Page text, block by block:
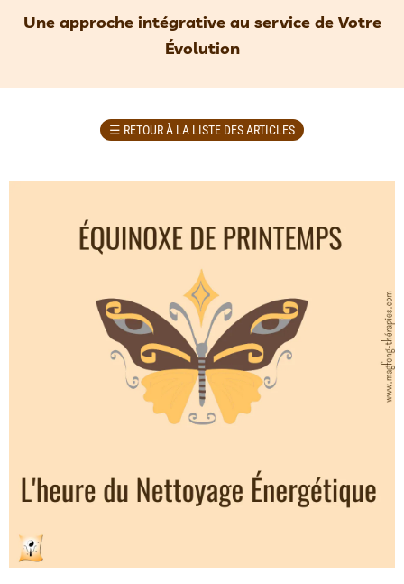
Une approche intégrative au service de Votre
Évolution
☰ RETOUR À LA LISTE DES ARTICLES